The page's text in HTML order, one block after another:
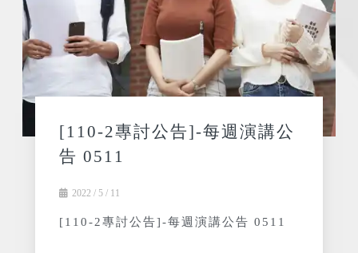
[110-2專討公告]-每週演講公
告 0511
2022 / 5 / 11
[110-2專討公告]-每週演講公告 0511